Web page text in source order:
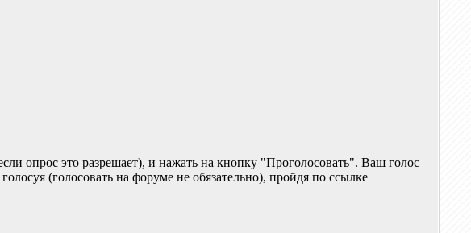
опрос это разрешает), и нажать на кнопку "Проголосовать". Ваш голос
(голосовать на форуме не обязательно), пройдя по ссылке